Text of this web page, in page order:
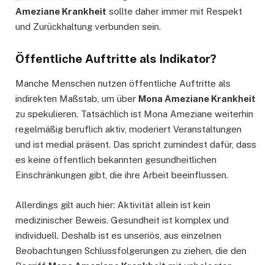
Ameziane Krankheit sollte daher immer mit Respekt
und Zurückhaltung verbunden sein.
Öffentliche Auftritte als Indikator?
Manche Menschen nutzen öffentliche Auftritte als
indirekten Maßstab, um über Mona Ameziane Krankheit
zu spekulieren. Tatsächlich ist Mona Ameziane weiterhin
regelmäßig beruflich aktiv, moderiert Veranstaltungen
und ist medial präsent. Das spricht zumindest dafür, dass
es keine öffentlich bekannten gesundheitlichen
Einschränkungen gibt, die ihre Arbeit beeinflussen.
Allerdings gilt auch hier: Aktivität allein ist kein
medizinischer Beweis. Gesundheit ist komplex und
individuell. Deshalb ist es unseriös, aus einzelnen
Beobachtungen Schlussfolgerungen zu ziehen, die den